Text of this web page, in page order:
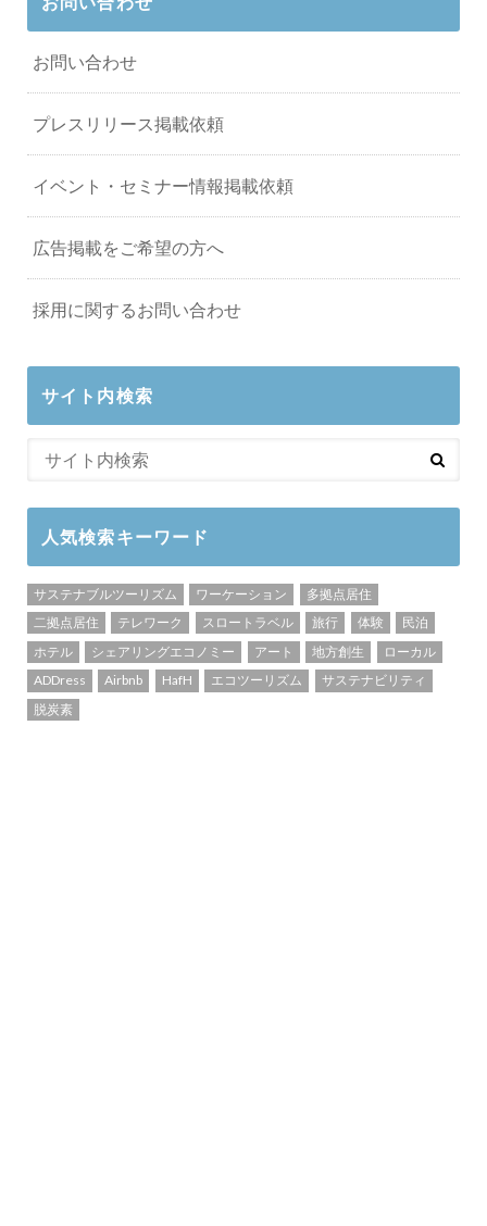
お問い合わせ
プレスリリース掲載依頼
イベント・セミナー情報掲載依頼
広告掲載をご希望の方へ
採用に関するお問い合わせ
サイト内検索
人気検索キーワード
サステナブルツーリズム ワーケーション
多拠点居住
二拠点居住
テレワーク スロートラベル 旅行 体験
民泊
ホテル
シェアリングエコノミー アート 地方創生
ローカル
ADDress
Airbnb HafH エコツーリズム
サステナビリティ
脱炭素